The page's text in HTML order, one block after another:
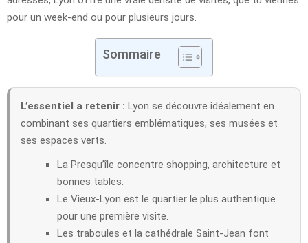
pour un week-end ou pour plusieurs jours.
Sommaire
L’essentiel a retenir : Lyon se découvre idéalement en
combinant ses quartiers emblématiques, ses musées et
ses espaces verts.
La Presqu’île concentre shopping, architecture et
bonnes tables.
Le Vieux-Lyon est le quartier le plus authentique
pour une première visite.
Les traboules et la cathédrale Saint-Jean font